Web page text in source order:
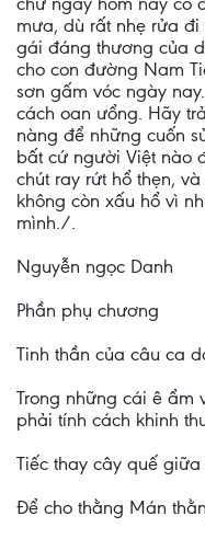
mưa, dù rất nhẹ rửa
gái đáng thương của
cho con đường Nam
sơn gấm vóc ngày
cách oan ưổng. Hãy
nàng để những cuốn
bất cứ người Việt nào
chút ray rứt hổ thẹn,
không còn xấu hổ vì
mình./.
Nguyễn ngọc Danh
Phần phụ chương
Tinh thần của câu ca
Trong những cái ê ẩm
phải tính cách khinh
Tiếc thay cây quế giữa
Để cho thằng Mán